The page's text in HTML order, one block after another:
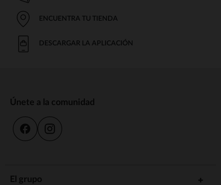
ENCUENTRA TU TIENDA
DESCARGAR LA APLICACIÓN
Únete a la comunidad
El grupo